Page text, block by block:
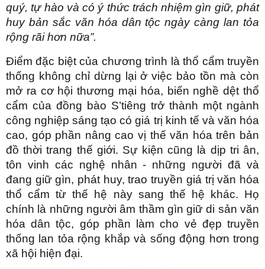
quý, tự hào và có ý thức trách nhiệm gìn giữ, phát
huy bản sắc văn hóa dân tộc ngày càng lan tỏa
rộng rãi hơn nữa”.
Điểm đặc biệt của chương trình là thổ cẩm truyền
thống không chỉ dừng lại ở việc bảo tồn mà còn
mở ra cơ hội thương mại hóa, biến nghề dệt thổ
cẩm của đồng bào S’tiêng trở thành một ngành
công nghiệp sáng tạo có giá trị kinh tế và văn hóa
cao, góp phần nâng cao vị thế văn hóa trên bản
đồ thời trang thế giới. Sự kiện cũng là dịp tri ân,
tôn vinh các nghệ nhân - những người đã và
đang giữ gìn, phát huy, trao truyền giá trị văn hóa
thổ cẩm từ thế hệ này sang thế hệ khác. Họ
chính là những người âm thầm gìn giữ di sản văn
hóa dân tộc, góp phần làm cho vẻ đẹp truyền
thống lan tỏa rộng khắp và sống động hơn trong
xã hội hiện đại.